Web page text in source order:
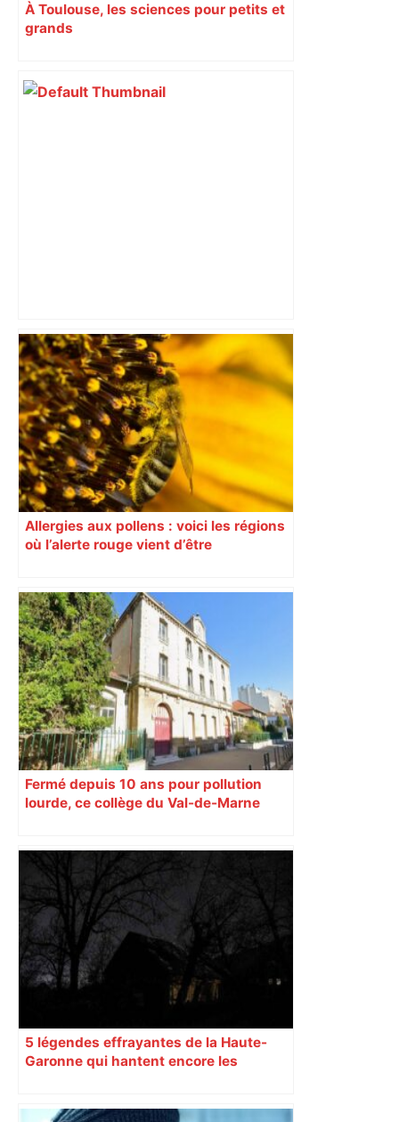
À Toulouse, les sciences pour petits et
grands
Capilla en bleu ciel pour combien de
temps encore ? Toulouse et l'UBB aux
aguets – Rugbynistere
Allergies aux pollens : voici les régions
où l’alerte rouge vient d’être
Fermé depuis 10 ans pour pollution
lourde, ce collège du Val-de-Marne
5 légendes effrayantes de la Haute-
Garonne qui hantent encore les